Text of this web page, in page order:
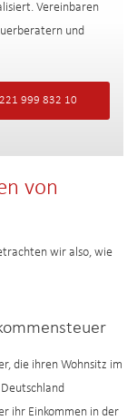
Vereinbaren
und
999 832 10
von
wir also, wie
die ihren Wohnsitz im
ihr Einkommen in der